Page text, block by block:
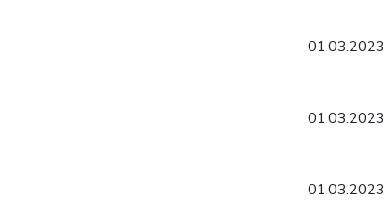
01.03.2023
01.03.2023
01.03.2023